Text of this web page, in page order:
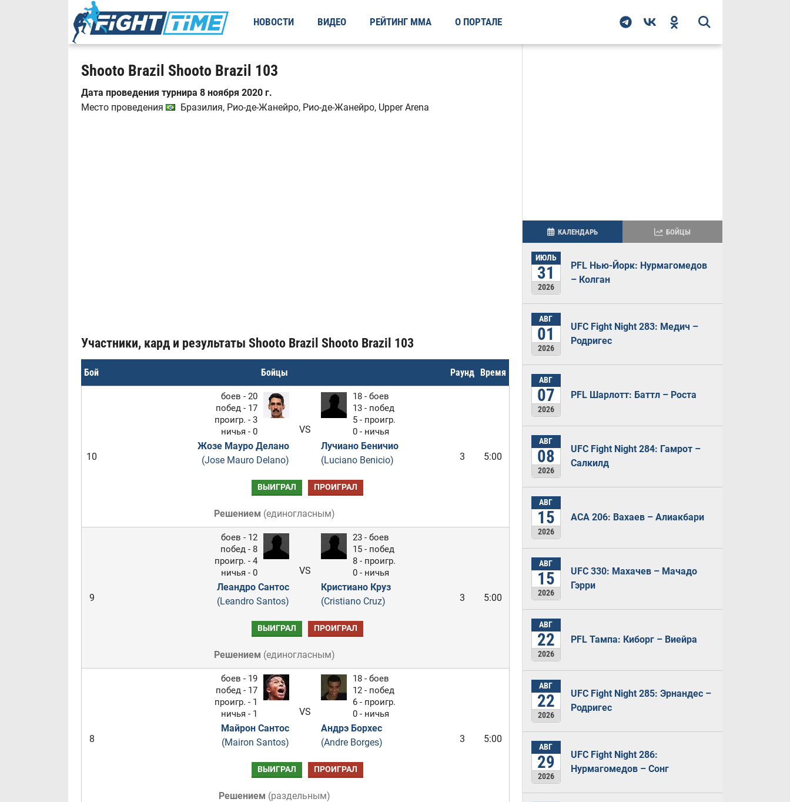
НОВОСТИ ВИДЕО РЕЙТИНГ ММА О ПОРТАЛЕ
Shooto Brazil Shooto Brazil 103
Дата проведения турнира 8 ноября 2020 г.
Место проведения
Бразилия, Рио-де-Жанейро, Рио-де-Жанейро, Upper Arena
Участники, кард и результаты Shooto Brazil Shooto Brazil 103
Бой Бойцы Раунд Время
10
боев - 20
побед - 17
проигр. - 3
ничья - 0
Жозе Мауро Делано
(Jose Mauro Delano)
VS
18 - боев
13 - побед
5 - проигр.
0 - ничья
Лучиано Беничио
(Luciano Benicio)
3 5:00
ВЫИГРАЛ ПРОИГРАЛ
Решением (единогласным)
9
боев - 12
побед - 8
проигр. - 4
ничья - 0
Леандро Сантос
(Leandro Santos)
VS
23 - боев
15 - побед
8 - проигр.
0 - ничья
Кристиано Круз
(Cristiano Cruz)
3 5:00
ВЫИГРАЛ ПРОИГРАЛ
Решением (единогласным)
8
боев - 19
побед - 17
проигр. - 1
ничья - 1
Майрон Сантос
(Mairon Santos)
VS
18 - боев
12 - побед
6 - проигр.
0 - ничья
Андрэ Борхес
(Andre Borges)
3 5:00
ВЫИГРАЛ ПРОИГРАЛ
Решением (раздельным)
КАЛЕНДАРЬ БОЙЦЫ
ИЮЛЬ
31
2026
PFL Нью-Йорк: Нурмагомедов
– Колган
АВГ
01
2026
UFC Fight Night 283: Медич –
Родригес
АВГ
07
2026
PFL Шарлотт: Баттл – Роста
АВГ
08
2026
UFC Fight Night 284: Гамрот –
Салкилд
АВГ
15
2026
ACA 206: Вахаев – Алиакбари
АВГ
15
2026
UFC 330: Махачев – Мачадо
Гэрри
АВГ
22
2026
PFL Тампа: Киборг – Виейра
АВГ
22
2026
UFC Fight Night 285: Эрнандес –
Родригес
АВГ
29
2026
UFC Fight Night 286:
Нурмагомедов – Сонг